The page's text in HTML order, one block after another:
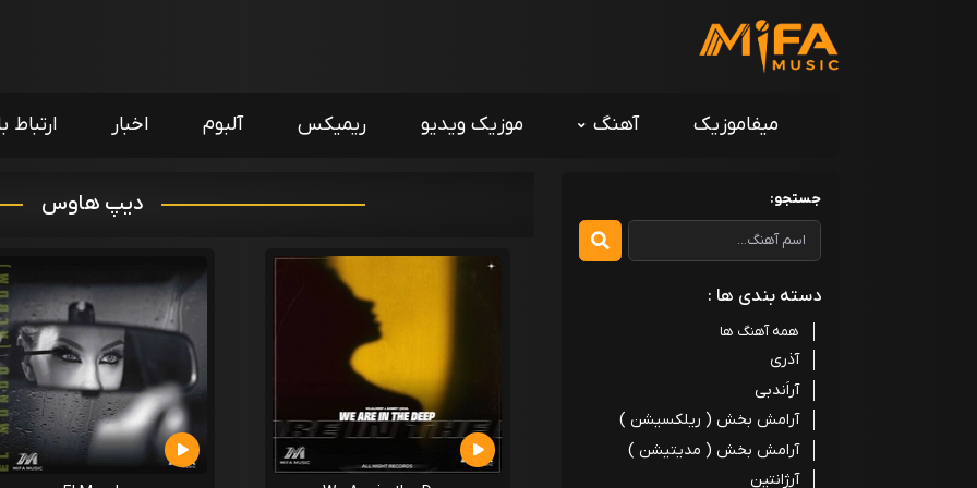
میفاموزیک آهنگ موزیک ویدیو ریمیکس آلبوم اخبار ارتباط
جستجو:
دسته بندی ها :
همه آهنگ ها
آذری
آراَندبی
آرامش بخش ( ریلکسیشن )
آرامش بخش ( مدیتیشن )
آرژانتین
دیپ هاوس